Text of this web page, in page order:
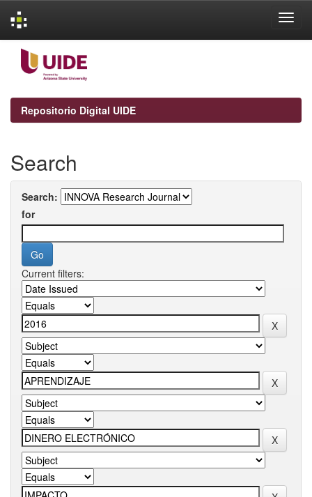
navigation
Repositorio Digital UIDE
Search
Search:
for
Current filters: